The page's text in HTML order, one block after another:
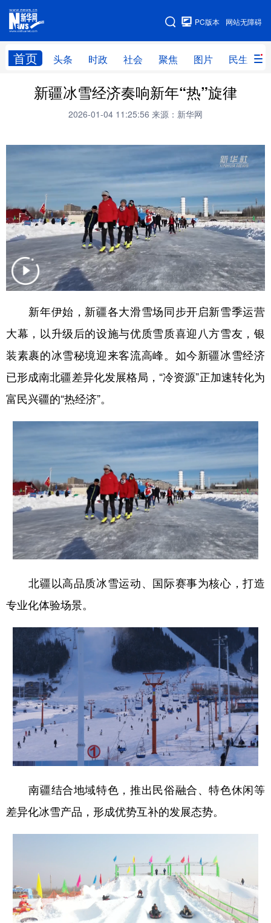
网站无障碍
PC版本
首页 头条 时政 社会 聚焦 图片 民生
网站地图
头条 时政 社会 聚焦
民生 访谈
访惠聚 专题 服务 援疆
云看书画 光影新疆
人事频道 融媒体联播 新华视角看新疆
地方频道
北京 天津 河北 山西
辽宁 吉林 上海 江苏
浙江 安徽 福建 江西
山东 河南 湖北 湖南
四川 贵州
陕西 甘肃 青海 宁夏
黑龙江
多语种频道
English Español Français عربى
Русский язык 日本語 한국어
新疆冰雪经济奏响新年“热”旋律
2026-01-04 11:25:56 来源：新华网
新年伊始，新疆各大滑雪场同步开启新雪季运营
大幕，以升级后的设施与优质雪质喜迎八方雪友，银
装素裹的冰雪秘境迎来客流高峰。如今新疆冰雪经济
已形成南北疆差异化发展格局，“冷资源”正加速转化为
富民兴疆的“热经济”。
北疆以高品质冰雪运动、国际赛事为核心，打造
专业化体验场景。
南疆结合地域特色，推出民俗融合、特色休闲等
差异化冰雪产品，形成优势互补的发展态势。